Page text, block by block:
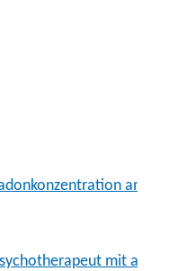
anmelden
mit